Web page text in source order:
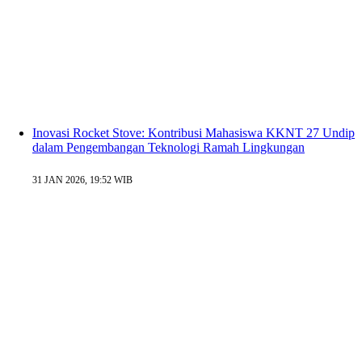
Inovasi Rocket Stove: Kontribusi Mahasiswa KKNT 27 Undip
dalam Pengembangan Teknologi Ramah Lingkungan
31 JAN 2026, 19:52 WIB